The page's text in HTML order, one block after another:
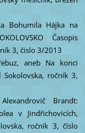
Bohumila Hájka na
Časopis
3, číslo 3/2013
aneb Na konci
Sokolovska, ročník 3,
Brandt:
v Jindřichovicích,
ročník 3, číslo